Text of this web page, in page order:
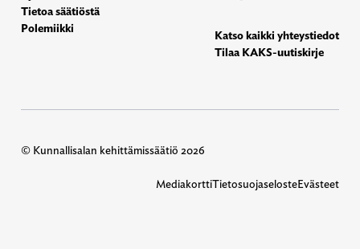
Tietoa säätiöstä
Polemiikki
Katso kaikki yhteystiedot
Tilaa KAKS-uutiskirje
© Kunnallisalan kehittämissäätiö 2026
MediakorttiTietosuojaselosteEvästeet